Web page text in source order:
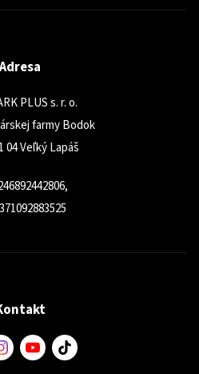
Adresa
PLUS s. r. o.
farmy Bodok
04 Veľký Lapáš